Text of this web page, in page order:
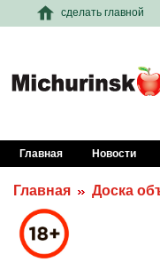
сделать главной
Главная Новости
Главная Доска